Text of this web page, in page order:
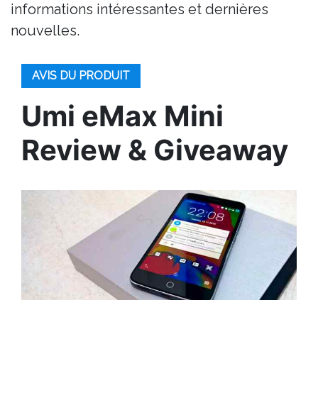
informations intéressantes et dernières
nouvelles.
AVIS DU PRODUIT
Umi eMax Mini
Review & Giveaway